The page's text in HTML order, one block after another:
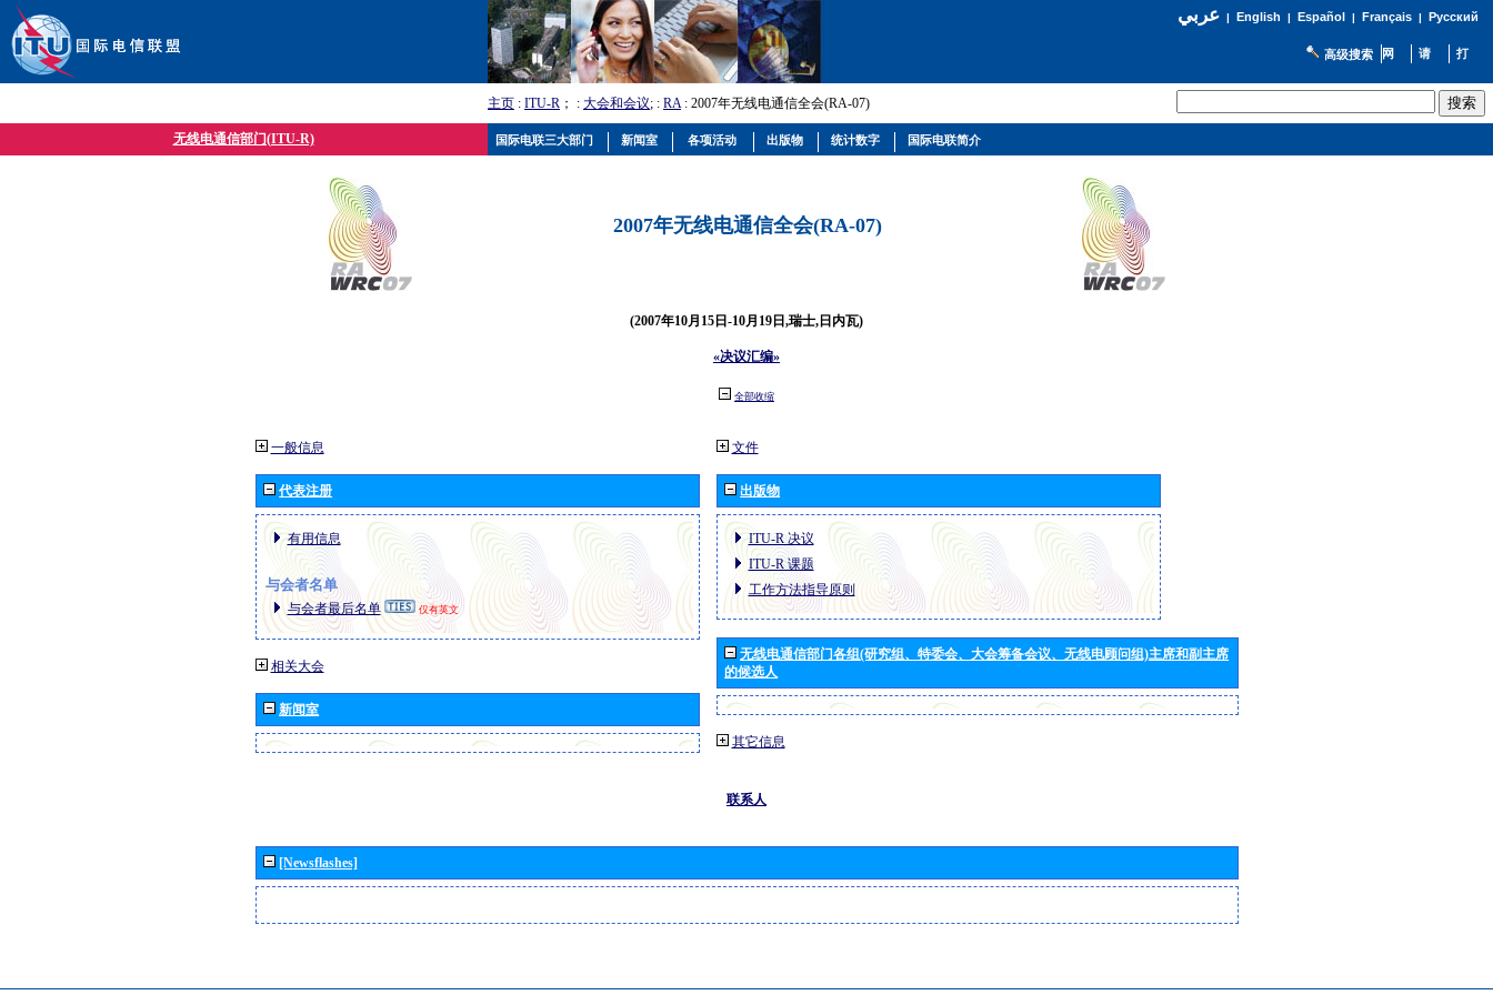
عربي| English | Español | Français| Русский
高级搜索
主页 : ITU-R ； : 大会和会议; : RA: 2007年无线电通信全会(RA-07)
无线电通信部门(ITU-R)
2007年无线电通信全会(RA-07)
(2007年10月15日-10月19日,瑞士,日内瓦)
«决议汇编»
全部收缩
一般信息
代表注册
有用信息
与会者名单
与会者最后名单 仅有英文
相关大会
新闻室
文件
出版物
ITU-R 决议
ITU-R 课题
工作方法指导原则
无线电通信部门各组(研究组、特委会、大会筹备会议、无线电顾问组)主席和副主席
的候选人
其它信息
联系人
[Newsflashes]
国际电联三大部门 新闻室 各项活动 出版物 统计数字 国际电联简介